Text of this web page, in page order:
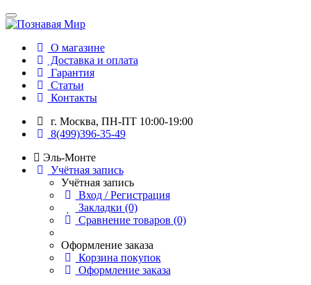
О магазине
Доставка и оплата
Гарантия
Статьи
Контакты
г. Москва, ПН-ПТ 10:00-19:00
8(499)396-35-49
Эль-Монте
Учётная запись
Учётная запись
Вход / Регистрация
Закладки (0)
Сравнение товаров (0)
Оформление заказа
Корзина покупок
Оформление заказа